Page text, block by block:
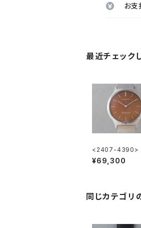
お支
最近チェック
<2407-4390>
GINES Flagship
¥69,300
同じカテゴリ